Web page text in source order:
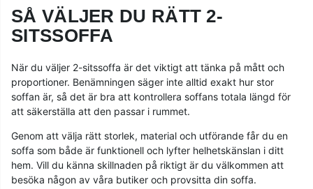
SÅ VÄLJER DU RÄTT 2-
SITSSOFFA
När du väljer 2-sitssoffa är det viktigt att tänka på mått och
proportioner. Benämningen säger inte alltid exakt hur stor
soffan är, så det är bra att kontrollera soffans totala längd för
att säkerställa att den passar i rummet.
Genom att välja rätt storlek, material och utförande får du en
soffa som både är funktionell och lyfter helhetskänslan i ditt
hem. Vill du känna skillnaden på riktigt är du välkommen att
besöka någon av våra butiker och provsitta din soffa.